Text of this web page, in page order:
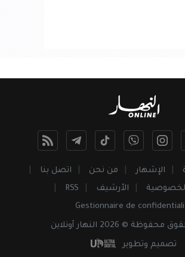
الإشهار من نحن
اتصل بنا
الأرشيف
RSS
Gestionnaire de
محفوظة © 2026 النهار أونلاين
تصميم وتطوير